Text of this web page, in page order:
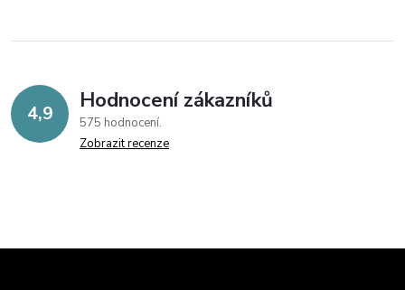
4,9 Hodnocení zákazníků
575 hodnocení
Zobrazit recenze